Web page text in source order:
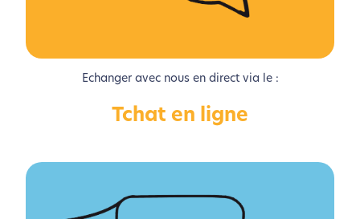
le parcourir dans son Mode
l’écoconception.
Echanger avec nous en direct via le :
Tchat en ligne